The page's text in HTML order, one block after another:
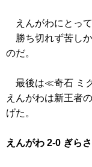
えんがわにとって
勝ち切れず苦し
のだ。
最後は≪奇石 ミ
えんがわは新王者
げた。
えんがわ 2-0 ぎら